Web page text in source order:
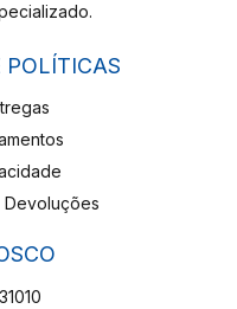
POLÍTICAS
Devoluções